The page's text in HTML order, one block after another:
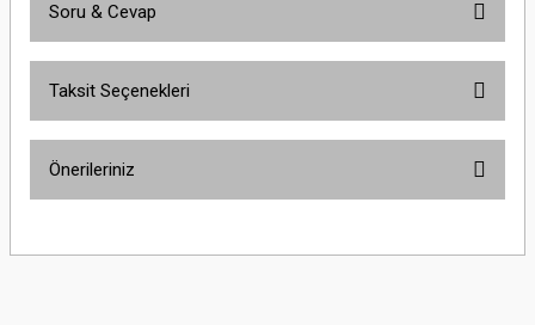
Soru & Cevap
Taksit Seçenekleri
Önerileriniz
yetersiz gördüğünüz noktaları öneri formunu kullanarak tarafımıza